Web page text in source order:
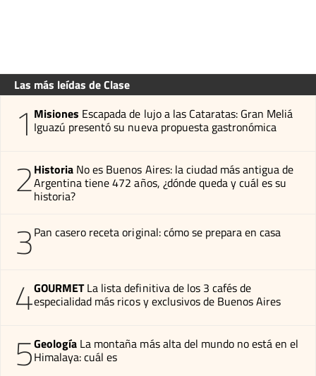
Las más leídas de Clase
1 Misiones Escapada de lujo a las Cataratas: Gran Meliá
Iguazú presentó su nueva propuesta gastronómica
2Historia No es Buenos Aires: la ciudad más antigua de
Argentina tiene 472 años, ¿dónde queda y cuál es su
historia?
3Pan casero receta original: cómo se prepara en casa
4GOURMET La lista definitiva de los 3 cafés de
especialidad más ricos y exclusivos de Buenos Aires
5Geología La montaña más alta del mundo no está en el
Himalaya: cuál es